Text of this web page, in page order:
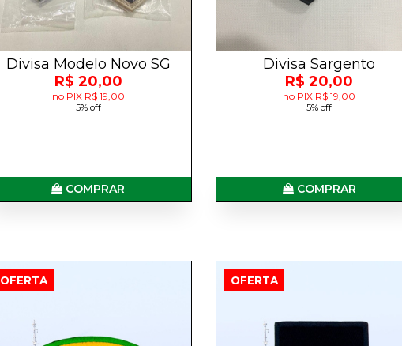
Divisa Modelo Novo SG
R$ 20,00
no PIX R$ 19,00
5% off
COMPRAR
Divisa Sargento
R$ 20,00
no PIX R$ 19,00
5% off
COMPRAR
OFERTA OFERTA